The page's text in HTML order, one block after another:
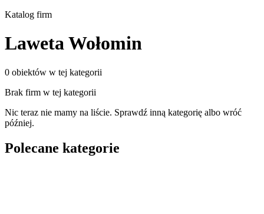
Katalog firm
Laweta Wołomin
0 obiektów w tej kategorii
Brak firm w tej kategorii
Nic teraz nie mamy na liście. Sprawdź inną kategorię albo wróć
później.
Polecane kategorie